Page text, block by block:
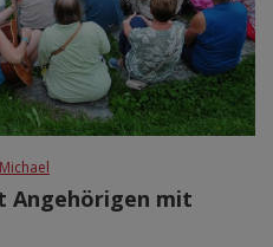
2027
2027
2027
2027
Angehörigen mit